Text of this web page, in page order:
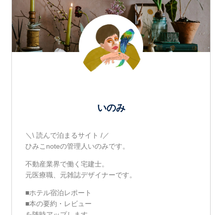
いのみ
＼\ 読んで泊まるサイト /／
ひみこnoteの管理人いのみです。
不動産業界で働く宅建士。
元医療職、元雑誌デザイナーです。
■ホテル宿泊レポート
■本の要約・レビュー